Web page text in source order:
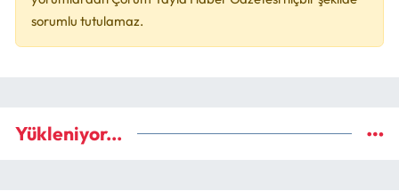
sorumlu tutulamaz.
Yükleniyor...